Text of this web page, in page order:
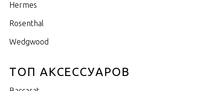
Hermes
Rosenthal
Wedgwood
ТОП АКСЕССУАРОВ